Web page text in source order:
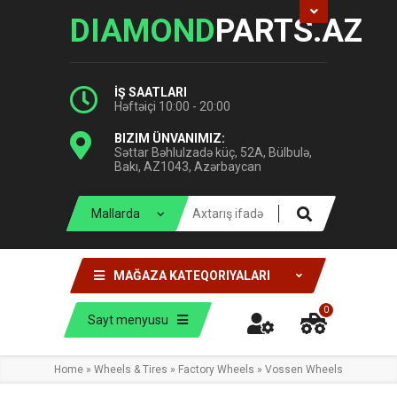
DIAMONDPARTS.AZ
İŞ SAATLARI
Həftəiçi 10:00 - 20:00
BIZIM ÜNVANIMIZ:
Səttar Bəhlulzadə küç, 52A, Bülbulə,
Bakı, AZ1043, Azərbaycan
MAĞAZA KATEQORIYALARI
Sayt menyusu
0
Home » Wheels & Tires » Factory Wheels » Vossen Wheels